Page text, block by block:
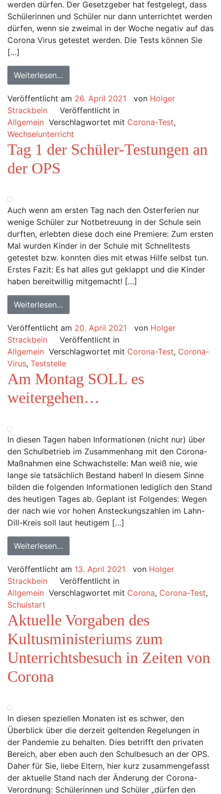
werden dürfen. Der Gesetzgeber hat festgelegt, dass
Schülerinnen und Schüler nur dann unterrichtet werden
dürfen, wenn sie zweimal in der Woche negativ auf das
Corona Virus getestet werden. Die Tests können Sie
[…]
Weiterlesen…
Veröffentlicht am 26. April 2021 von Holger
Strackbein
Veröffentlicht in
Allgemein Verschlagwortet mit Corona-Test,
Wechselunterricht
Tag 1 der Schüler-Testungen an
der OPS
Auch wenn am ersten Tag nach den Osterferien nur
wenige Schüler zur Notbetreuung in der Schule sein
durften, erlebten diese doch eine Premiere: Zum ersten
Mal wurden Kinder in der Schule mit Schnelltests
getestet bzw. konnten dies mit etwas Hilfe selbst tun.
Erstes Fazit: Es hat alles gut geklappt und die Kinder
haben bereitwillig mitgemacht! […]
Weiterlesen…
Veröffentlicht am 20. April 2021 von Holger
Strackbein
Veröffentlicht in
Allgemein Verschlagwortet mit Corona-Test, Corona-
Virus, Teststelle
Am Montag SOLL es
weitergehen…
In diesen Tagen haben Informationen (nicht nur) über
den Schulbetrieb im Zusammenhang mit den Corona-
Maßnahmen eine Schwachstelle: Man weiß nie, wie
lange sie tatsächlich Bestand haben! In diesem Sinne
bilden die folgenden Informationen lediglich den Stand
des heutigen Tages ab. Geplant ist Folgendes: Wegen
der nach wie vor hohen Ansteckungszahlen im Lahn-
Dill-Kreis soll laut heutigem […]
Weiterlesen…
Veröffentlicht am 13. April 2021 von Holger
Strackbein
Veröffentlicht in
Allgemein Verschlagwortet mit Corona, Corona-Test,
Schulstart
Aktuelle Vorgaben des
Kultusministeriums zum
Unterrichtsbesuch in Zeiten von
Corona
In diesen speziellen Monaten ist es schwer, den
Überblick über die derzeit geltenden Regelungen in
der Pandemie zu behalten. Dies betrifft den privaten
Bereich, aber eben auch den Schulbesuch an der OPS.
Daher für Sie, liebe Eltern, hier kurz zusammengefasst
der aktuelle Stand nach der Änderung der Corona-
Verordnung: Schülerinnen und Schüler „dürfen den